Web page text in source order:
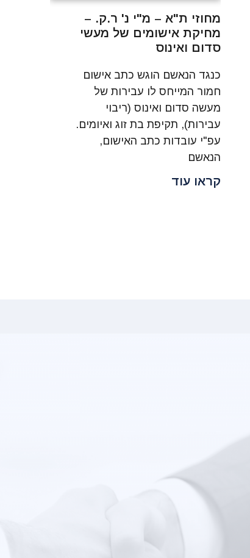
מחוזי ת"א – מ"י נ' ר.ק. –
מחיקת אישומים של מעשי
סדום ואינוס
כנגד הנאשם הוגש כתב אישום
חמור המייחס לו עבירות של
מעשה סדום ואינוס (ריבוי
עבירות), תקיפת בת זוג ואיומים.
עפ"י עובדות כתב האישום,
הנאשם
קראו עוד